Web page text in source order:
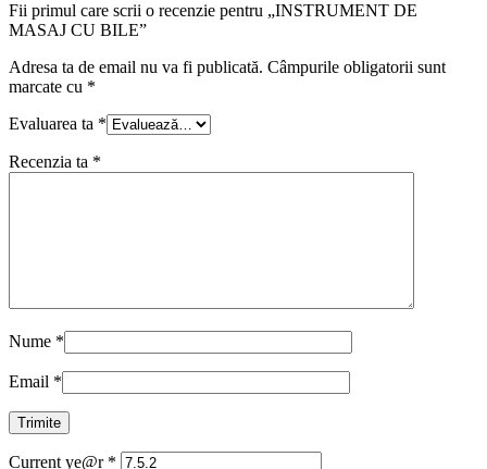
Fii primul care scrii o recenzie pentru „INSTRUMENT DE
MASAJ CU BILE”
Adresa ta de email nu va fi publicată. Câmpurile obligatorii sunt
marcate cu *
Evaluarea ta *
Recenzia ta *
Nume *
Email *
Current ye@r *